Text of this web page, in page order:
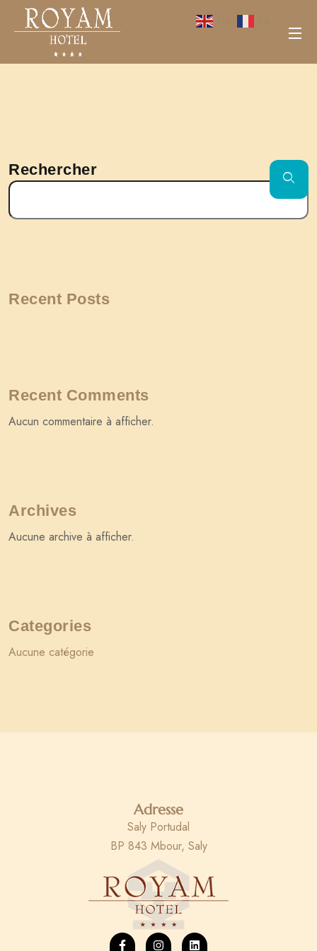
22 octobre 2025
Rechercher
Recent Posts
Recent Comments
Aucun commentaire à afficher.
Archives
Aucune archive à afficher.
Categories
Aucune catégorie
Adresse
Saly Portudal
BP 843 Mbour, Saly